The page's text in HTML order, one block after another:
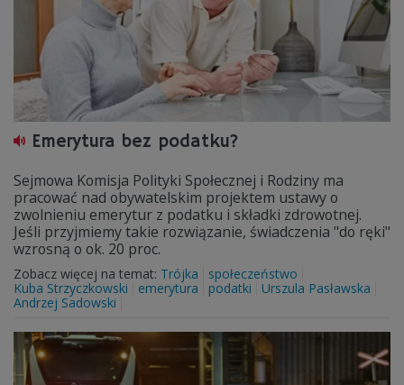
Emerytura bez podatku?
Sejmowa Komisja Polityki Społecznej i Rodziny ma
pracować nad obywatelskim projektem ustawy o
zwolnieniu emerytur z podatku i składki zdrowotnej.
Jeśli przyjmiemy takie rozwiązanie, świadczenia "do ręki"
wzrosną o ok. 20 proc.
Zobacz więcej na temat: Trójka
społeczeństwo
Kuba Strzyczkowski
emerytura podatki
Urszula Pasławska
Andrzej Sadowski